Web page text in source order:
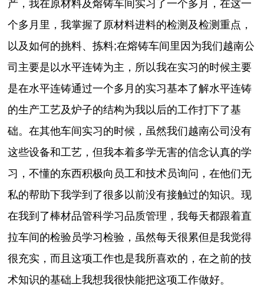
产，我在原材料及熔铸车间实习了一个多月，在这一
个多月里，我掌握了原材料进料的检测及检测重点，
以及如何的挑料、拣料;在熔铸车间里因为我们越南公
司主要是以水平连铸为主，所以我在实习的时候主要
是在水平连铸通过一个多月的实习基本了解水平连铸
的生产工艺及炉子的结构为我以后的工作打下了基
础。在其他车间实习的时候，虽然我们越南公司没有
这些设备和工艺，但我本着多学无害的信念认真的学
习，不懂的东西积极向员工和技术员询问，在他们无
私的帮助下我学到了很多以前没有接触过的知识。现
在我到了棒材品管科学习品质管理，我每天都跟着直
拉车间的检验员学习检验，虽然每天很累但是我觉得
很充实，而且这项工作也是我所喜欢的，在之前的技
术知识的基础上我想我很快能把这项工作做好。